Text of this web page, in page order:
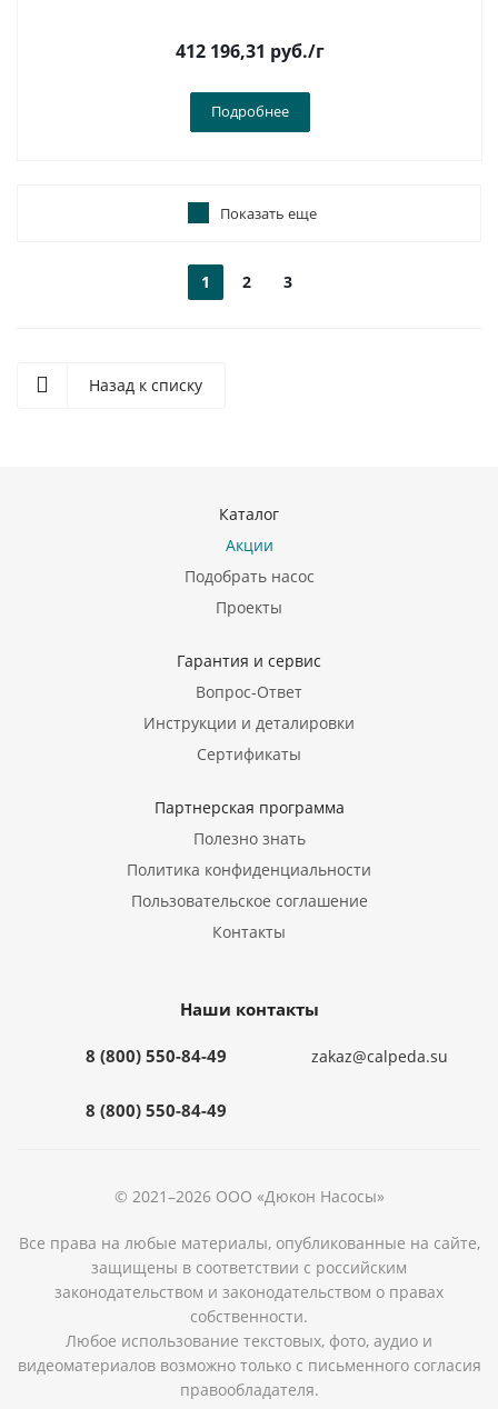
412 196,31 руб./г
Подробнее
Показать еще
1 2 3
Назад к списку
Каталог
Акции
Подобрать насос
Проекты
Гарантия и сервис
Вопрос-Ответ
Инструкции и деталировки
Сертификаты
Партнерская программа
Полезно знать
Политика конфиденциальности
Пользовательское соглашение
Контакты
Наши контакты
8 (800) 550-84-49
8 (800) 550-84-49
zakaz@calpeda.su
© 2021–2026 ООО «Дюкон Насосы»
Все права на любые материалы, опубликованные на сайте,
защищены в соответствии с российским
законодательством и законодательством о правах
собственности.
Любое использование текстовых, фото, аудио и
видеоматериалов возможно только с письменного согласия
правообладателя.